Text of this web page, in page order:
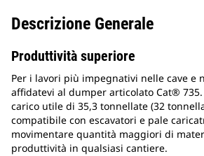
Descrizione Generale
Produttività superiore
Per i lavori più impegnativi nelle cave e
affidatevi al dumper articolato Cat®
carico utile di 35,3 tonnellate (32
compatibile con escavatori e pale
movimentare quantità maggiori di
produttività in qualsiasi cantiere.